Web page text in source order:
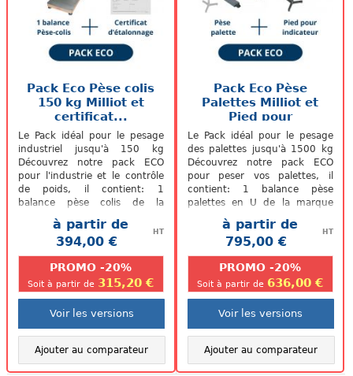
Pack Eco Pèse colis
150 kg Milliot et
certificat...
Le Pack idéal pour le pesage
industriel jusqu'à 150 kg
Découvrez notre pack ECO
pour l'industrie et le contrôle
de poids, il contient: 1
balance pèse colis de la
marque française Milliot,
portée...à partir de
394,00 €
HT
PROMO -20%
Soit à partir de 315,20 €
Voir les versions
Ajouter au comparateur
Pack Eco Pèse
Palettes Milliot et
Pied pour
indicateur
Le Pack idéal pour le pesage
des palettes jusqu'à 1500 kg
Découvrez notre pack ECO
pour peser vos palettes, il
contient: 1 balance pèse
palettes en U de la marque
française Milliot, portée 1500
à partir de
795,00 €
HT
PROMO -20%
Soit à partir de 636,00 €
Voir les versions
Ajouter au comparateur